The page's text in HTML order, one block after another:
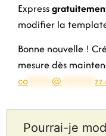
Express
modifier la
Bonne nouvelle !
mesure dès
co
@
Pourrai-je